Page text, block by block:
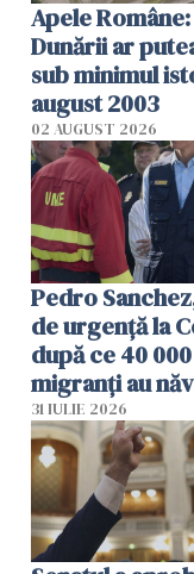
Apele
Dunării ar
sub minimul
august 2003
02 AUGUST 2026
Pedro
de urgență la
după ce 40
migranți au
teritoriul
mobiliza toate
resursele"
31 IULIE 2026